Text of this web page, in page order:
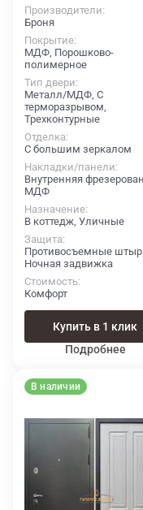
Производители
Броня
Покрытие
МДФ, Порошково-
полимерное
Тип двери
Металл/МДФ, С
терморазрывом,
Трехконтурные
Отделка
С большим зеркалом
Накладки/панели
Внутренняя
МДФ
Назначение
В коттедж, Уличные
Защита
Противосъемные
Ночная задвижка
Стоимость
Комфорт
Купить в 1 клик
Подробнее
В наличии